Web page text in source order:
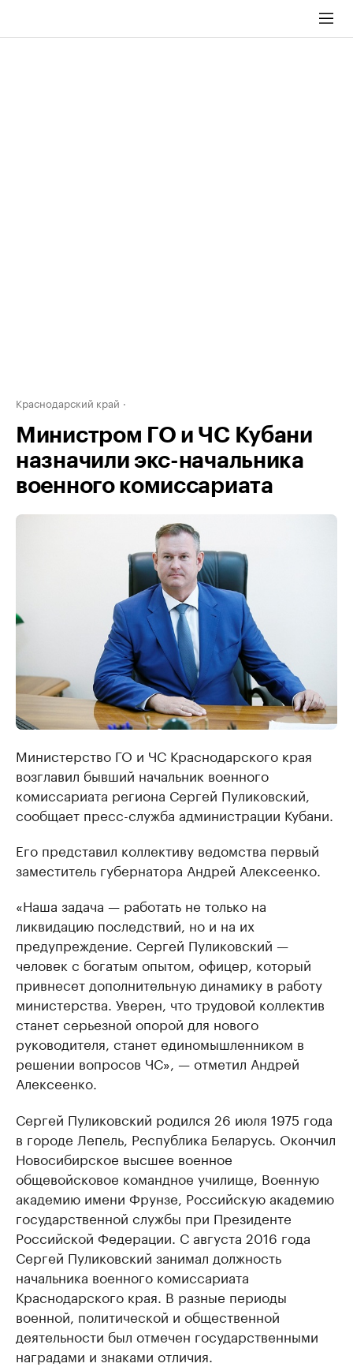
Краснодарский край
Министром ГО и ЧС Кубани
назначили экс-начальника
военного комиссариата
Министерство ГО и ЧС Краснодарского края
возглавил бывший начальник военного
комиссариата региона Сергей Пуликовский,
сообщает пресс-служба администрации Кубани.
Его представил коллективу ведомства первый
заместитель губернатора Андрей Алексеенко.
«Наша задача — работать не только на
ликвидацию последствий, но и на их
предупреждение. Сергей Пуликовский —
человек с богатым опытом, офицер, который
привнесет дополнительную динамику в работу
министерства. Уверен, что трудовой коллектив
станет серьезной опорой для нового
руководителя, станет единомышленником в
решении вопросов ЧС», — отметил Андрей
Алексеенко.
Сергей Пуликовский родился 26 июля 1975 года
в городе Лепель, Республика Беларусь. Окончил
Новосибирское высшее военное
общевойсковое командное училище, Военную
академию имени Фрунзе, Российскую академию
государственной службы при Президенте
Российской Федерации. С августа 2016 года
Сергей Пуликовский занимал должность
начальника военного комиссариата
Краснодарского края. В разные периоды
военной, политической и общественной
деятельности был отмечен государственными
наградами и знаками отличия.